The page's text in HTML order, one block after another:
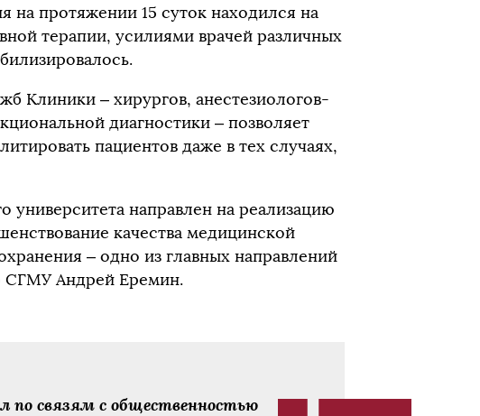
протяжении 15 суток находился на
терапии, усилиями врачей различных
Клиники – хирургов, анестезиологов-
диагностики – позволяет
пациентов даже в тех случаях,
направлен на реализацию
качества медицинской
– одно из главных направлений
СГМУ Андрей Еремин.
по связям с общественностью